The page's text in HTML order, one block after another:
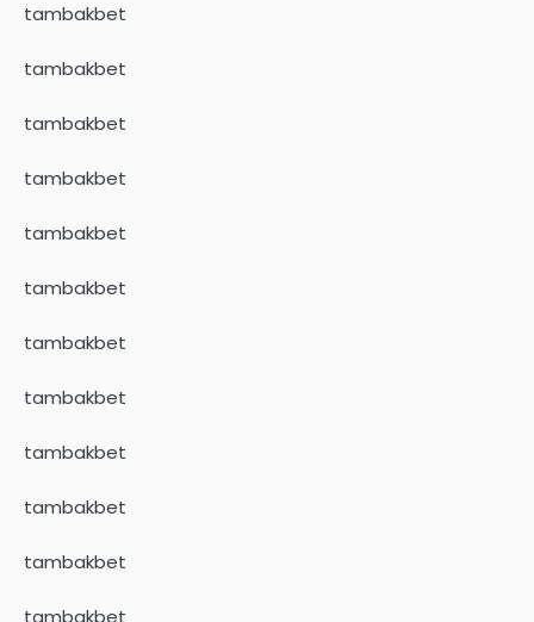
tambakbet
tambakbet
tambakbet
tambakbet
tambakbet
tambakbet
tambakbet
tambakbet
tambakbet
tambakbet
tambakbet
tambakbet